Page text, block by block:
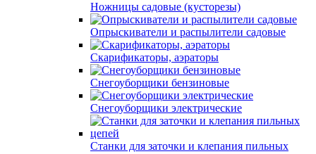
Ножницы садовые (кусторезы)
Опрыскиватели и распылители садовые
Скарификаторы, аэраторы
Снегоуборщики бензиновые
Снегоуборщики электрические
Станки для заточки и клепания пильных